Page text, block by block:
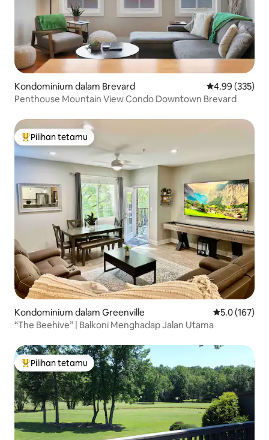
Kondominium dalam Brevard Penarafan
4.99 (335)
Penthouse Mountain View Condo Downtown Brevard
Pilihan utama tetamu
Pilihan tetamu
Kondominium dalam Greenville Penarafan
5.0 (167)
“The Beehive” | Balkoni Menghadap Jalan Utama
Pilihan utama tetamu
Pilihan tetamu